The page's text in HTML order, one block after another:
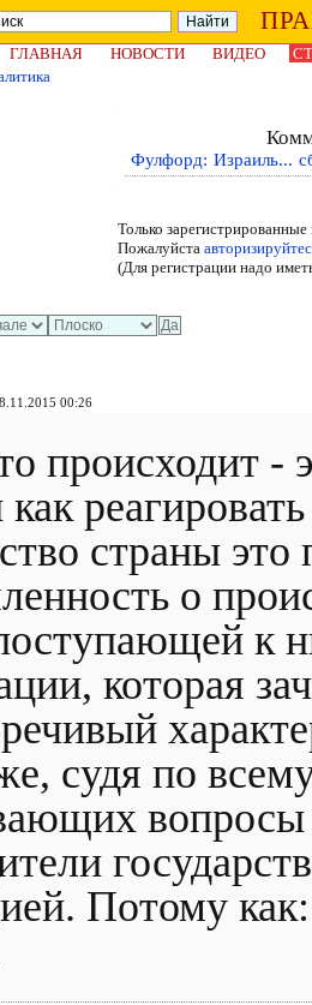
ГЛАВНАЯ НОВОСТИ ВИДЕО
Фулфорд: Израиль...
Только
Пожалуйста
(Для регистрации надо
00:26
происходит -
как
страны
о
к
которая
судя по
вопросы
Потому